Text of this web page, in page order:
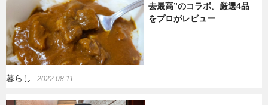
去最高”のコラボ。厳選4品
をプロがレビュー
暮らし 2022.08.11